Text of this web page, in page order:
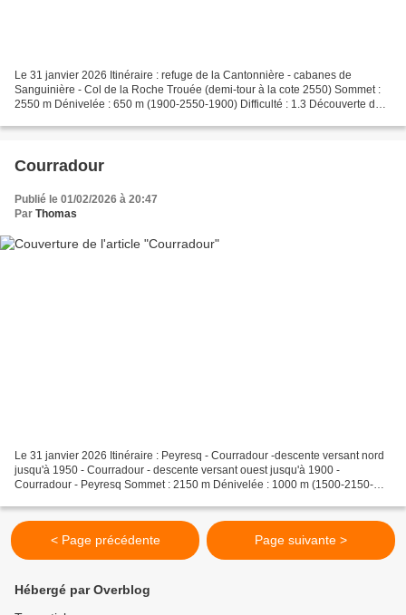
Le 31 janvier 2026 Itinéraire : refuge de la Cantonnière - cabanes de
Sanguinière - Col de la Roche Trouée (demi-tour à la cote 2550) Sommet :
2550 m Dénivelée : 650 m (1900-2550-1900) Difficulté : 1.3 Découverte du
Courradour
Publié le 01/02/2026 à 20:47
Par Thomas
Le 31 janvier 2026 Itinéraire : Peyresq - Courradour -descente versant nord
jusqu'à 1950 - Courradour - descente versant ouest jusqu'à 1900 -
Courradour - Peyresq Sommet : 2150 m Dénivelée : 1000 m (1500-2150-
< Page précédente Page suivante >
Hébergé par Overblog